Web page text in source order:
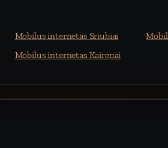
Mobilus internetas Sriubiai
Mobilus internetas Kairėnai